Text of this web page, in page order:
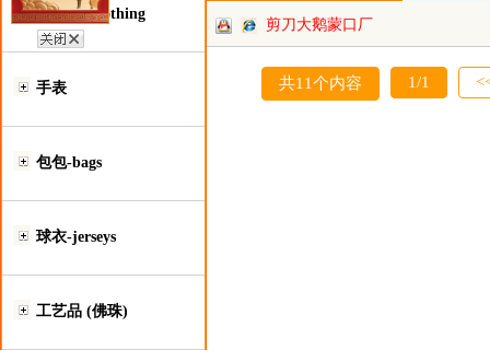
服装类-Clothing
手表
包包-bags
球衣-jerseys
工艺品 (佛珠)
剪刀大鹅蒙口厂
共11个内容 1/1